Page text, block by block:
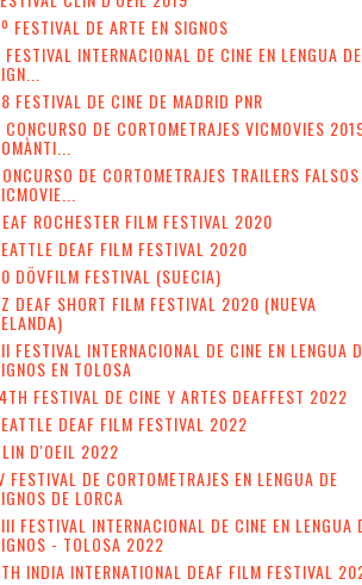
FESTIVAL DE ARTE EN SIGNOS
FESTIVAL INTERNACIONAL DE CINE EN LENGUA DE
FESTIVAL DE CINE DE MADRID PNR
CONCURSO DE CORTOMETRAJES VICMOVIES
DE CORTOMETRAJES TRAILERS FALSOS
ROCHESTER FILM FESTIVAL 2020
DEAF FILM FESTIVAL 2020
DÖVFILM FESTIVAL (SUECIA)
DEAF SHORT FILM FESTIVAL 2020 (NUEVA
FESTIVAL INTERNACIONAL DE CINE EN LENGUA
EN TOLOSA
FESTIVAL DE CINE Y ARTES DEAFFEST 2022
DEAF FILM FESTIVAL 2022
D'OEIL 2022
FESTIVAL DE CORTOMETRAJES EN LENGUA DE
DE LORCA
FESTIVAL INTERNACIONAL DE CINE EN LENGUA
- TOLOSA 2022
INDIA INTERNATIONAL DEAF FILM FESTIVAL